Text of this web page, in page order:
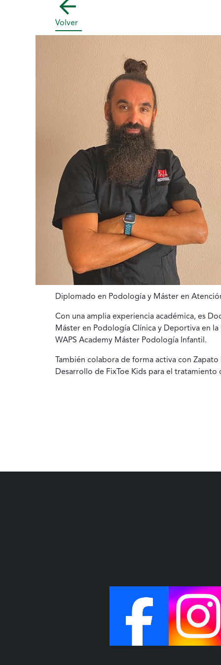
Volver
Diplomado en Podología y Máster en
Con una amplia experiencia académica, es
Máster en Podología Clínica y Deportiva en
WAPS Academy Máster Podología Infantil.
También colabora de forma activa con
Desarrollo de FixToe Kids para el